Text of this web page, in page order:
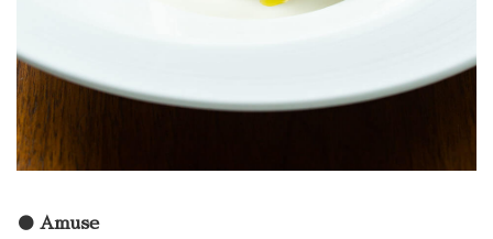
Amuse